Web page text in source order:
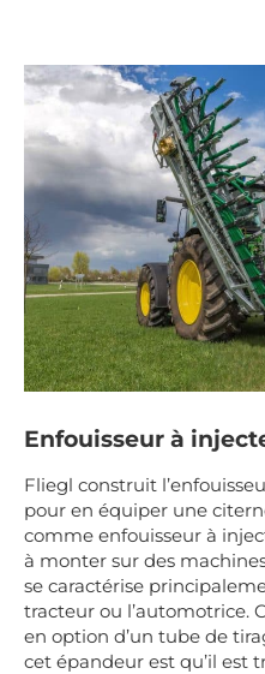
Enfouisseur à
Fliegl construit
pour en équiper une
comme enfouisseur à
à monter sur des
se caractérise
tracteur ou l’automotrice.
en option d’un tube de
cet épandeur est qu’il est